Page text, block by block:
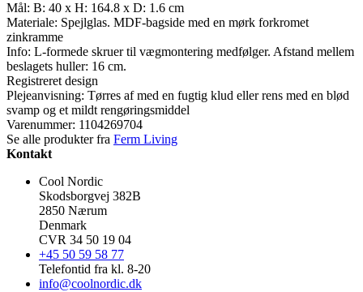
Mål: B: 40 x H: 164.8 x D: 1.6 cm
Materiale: Spejlglas. MDF-bagside med en mørk forkromet
zinkramme
Info: L-formede skruer til vægmontering medfølger. Afstand mellem
beslagets huller: 16 cm.
Registreret design
Plejeanvisning: Tørres af med en fugtig klud eller rens med en blød
svamp og et mildt rengøringsmiddel
Varenummer: 1104269704
Se alle produkter fra Ferm Living
Kontakt
Cool Nordic
Skodsborgvej 382B
2850 Nærum
Denmark
CVR 34 50 19 04
+45 50 59 58 77
Telefontid fra kl. 8-20
info@coolnordic.dk